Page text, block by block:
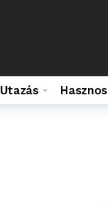
Utazás Hasznos